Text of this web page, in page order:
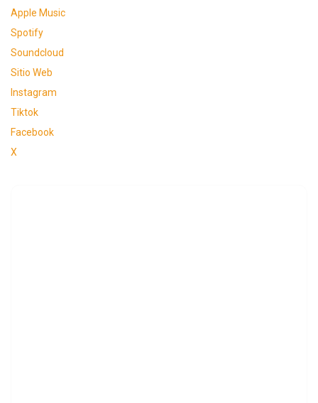
Apple Music
Spotify
Soundcloud
Sitio Web
Instagram
Tiktok
Facebook
X